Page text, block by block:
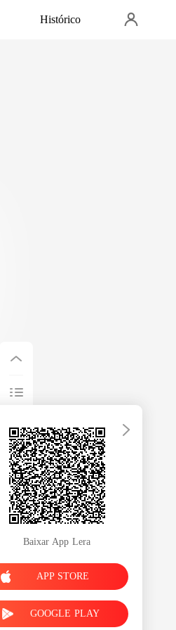
Histórico
Baixar App Lera
APP STORE
GOOGLE PLAY